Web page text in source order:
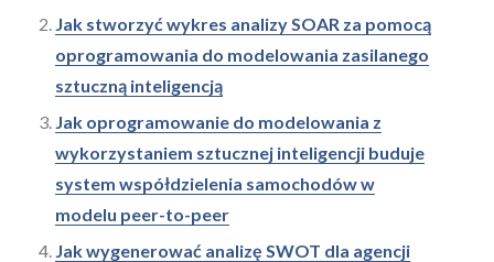
Jak stworzyć wykres analizy SOAR za pomocą
oprogramowania do modelowania zasilanego
sztuczną inteligencją
Jak oprogramowanie do modelowania z
wykorzystaniem sztucznej inteligencji buduje
system współdzielenia samochodów w
modelu peer-to-peer
Jak wygenerować analizę SWOT dla agencji